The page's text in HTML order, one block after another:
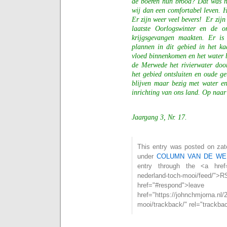
wij dan een comfortabel leven.
Er zijn weer veel bevers! Er zijn
laatste Oorlogswinter en de
krijgsgevangen maakten. Er
plannen in dit gebied in het
vloed binnenkomen en het
de Merwede het rivierwater
het gebied ontsluiten en oude
blijven maar bezig met water
inrichting van ons land. Op naar
Jaargang 3, Nr. 17.
This entry was posted on
under COLUMN VAN DE
entry through the <a
nederland-toch-mooi/
href="https://johnchmjorna.nl/
mooi/trackback/"